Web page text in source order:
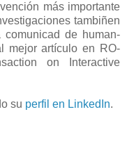
más importante
tambiñen
de human-
mejor artículo en RO-
on Interactive
su perfil en LinkedIn.